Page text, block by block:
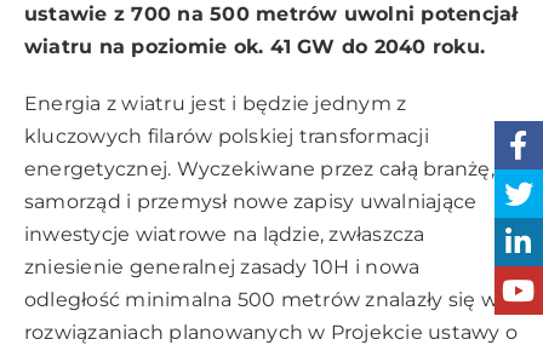
ustawie z 700 na 500 metrów uwolni potencjał
wiatru na poziomie ok. 41 GW do 2040 roku.
Energia z wiatru jest i będzie jednym z
kluczowych filarów polskiej transformacji
energetycznej. Wyczekiwane przez całą branżę,
samorząd i przemysł nowe zapisy uwalniające
inwestycje wiatrowe na lądzie, zwłaszcza
zniesienie generalnej zasady 10H i nowa
odległość minimalna 500 metrów znalazły się w
rozwiązaniach planowanych w Projekcie ustawy o